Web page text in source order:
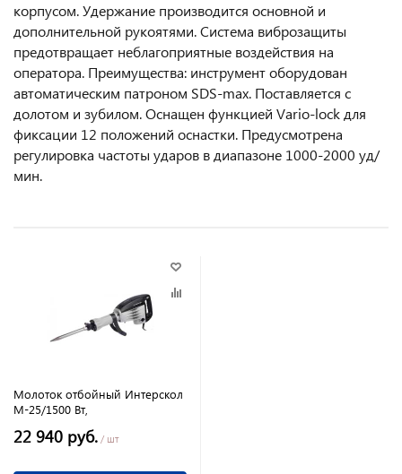
корпусом. Удержание производится основной и
дополнительной рукоятями. Система виброзащиты
предотвращает неблагоприятные воздействия на
оператора. Преимущества: инструмент оборудован
автоматическим патроном SDS-max. Поставляется с
долотом и зубилом. Оснащен функцией Vario-lock для
фиксации 12 положений оснастки. Предусмотрена
регулировка частоты ударов в диапазоне 1000-2000 уд/
мин.
Молоток отбойный Интерскол
М-25/1500 Вт,
22 940 руб. / шт